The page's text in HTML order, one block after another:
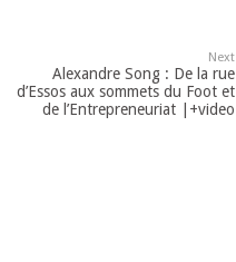
Next
Alexandre Song : De la rue
d’Essos aux sommets du Foot et
de l’Entrepreneuriat |+video